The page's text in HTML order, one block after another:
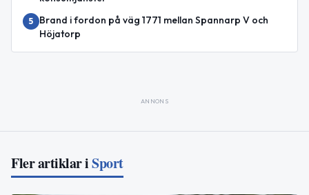
5
Brand i fordon på väg 1771 mellan Spannarp V och
Höjatorp
ANNONS
Fler artiklar iSport